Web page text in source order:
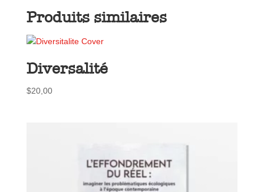
Produits similaires
Diversalité
$20,00